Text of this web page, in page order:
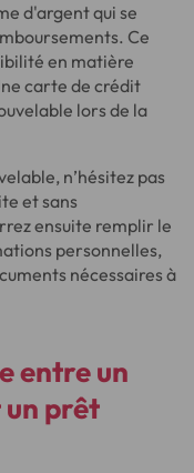
d'argent qui se
Ce
en matière
carte de crédit
lors de la
n’hésitez pas
et sans
ensuite remplir le
personnelles,
nécessaires à
entre un
prêt